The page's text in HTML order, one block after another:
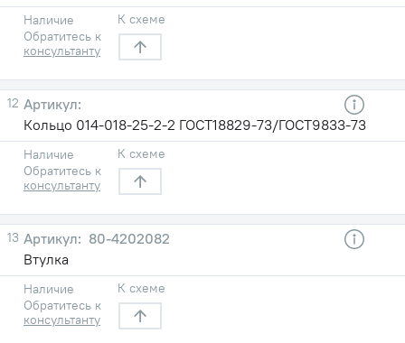
Наличие
Обратитесь к
консультанту
К схеме
12
Кольцо 014-018-25-2-2 ГОСТ18829-73/ГОСТ9833-73
Наличие
Обратитесь к
консультанту
К схеме
13
80-4202082
Втулка
Наличие
Обратитесь к
консультанту
К схеме